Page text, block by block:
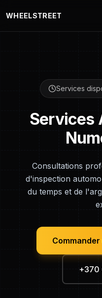
WHEELSTREET
Services
Services
Consultations
d'inspection
du temps et de
+370